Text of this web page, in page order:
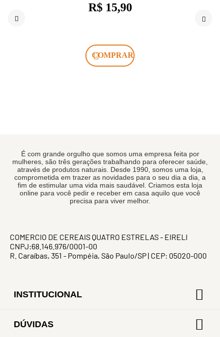
R$ 15,90
COMPRAR
É com grande orgulho que somos uma empresa feita por
mulheres, são três gerações trabalhando para oferecer saúde,
através de produtos naturais. Desde 1990, somos uma loja,
comprometida em trazer as novidades para o seu dia a dia, a
fim de estimular uma vida mais saudável. Criamos esta loja
online para você pedir e receber em casa aquilo que você
precisa para viver melhor.
COMERCIO DE CEREAIS QUATRO ESTRELAS - EIRELI
CNPJ:68.146.976/0001-00
R. Caraíbas, 351 - Pompéia, São Paulo/SP | CEP: 05020-000
INSTITUCIONAL
DÚVIDAS